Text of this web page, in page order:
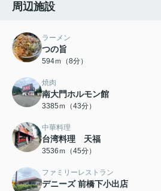
周辺施設
ラーメン
つの旨
594ｍ（8分）
焼肉
南大門ホルモン館
3385ｍ（43分）
中華料理
台湾料理 天福
3536ｍ（45分）
ファミリーレストラン
デニーズ 前橋下小出店